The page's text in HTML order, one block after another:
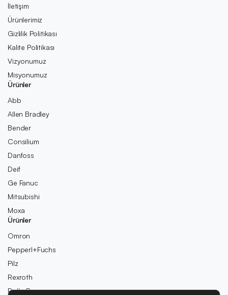
İletişim
Ürünlerimiz
Gizlilik Politikası
Kalite Politikası
Vizyonumuz
Misyonumuz
Ürünler
Abb
Allen Bradley
Bender
Consilium
Danfoss
Deif
Ge Fanuc
Mitsubishi
Moxa
Ürünler
Omron
Pepperl+Fuchs
Pilz
Rexroth
Rolls-Royce